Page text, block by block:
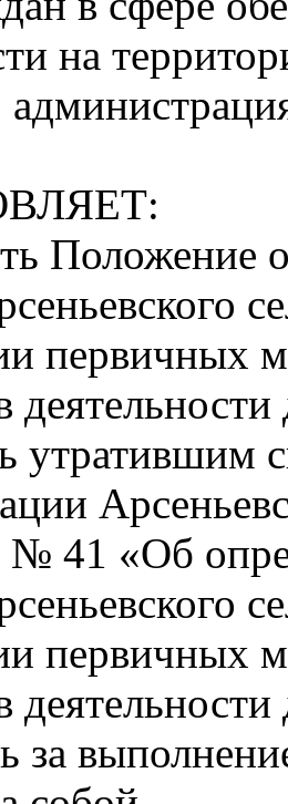
на
Положение
первичных
утратившим
№ 41 «Об
первичных
за